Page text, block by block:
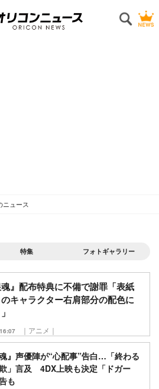
ニュース
特集 フォトギャラリー
』配布特典に不備で謝罪「表紙
キャラクター右肩部分の配色に
｜アニメ｜
』声優陣が“心配事”告白…「終わる
」言及 4DX上映も決定「ドガー
も